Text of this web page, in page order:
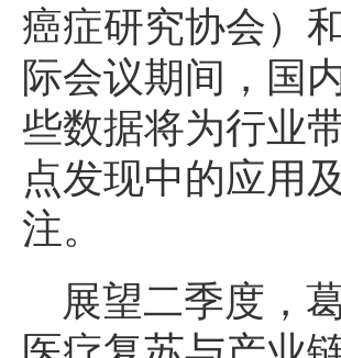
癌症研究协会）
际会议期间，国
些数据将为行业
点发现中的应用
注。
展望二季度，